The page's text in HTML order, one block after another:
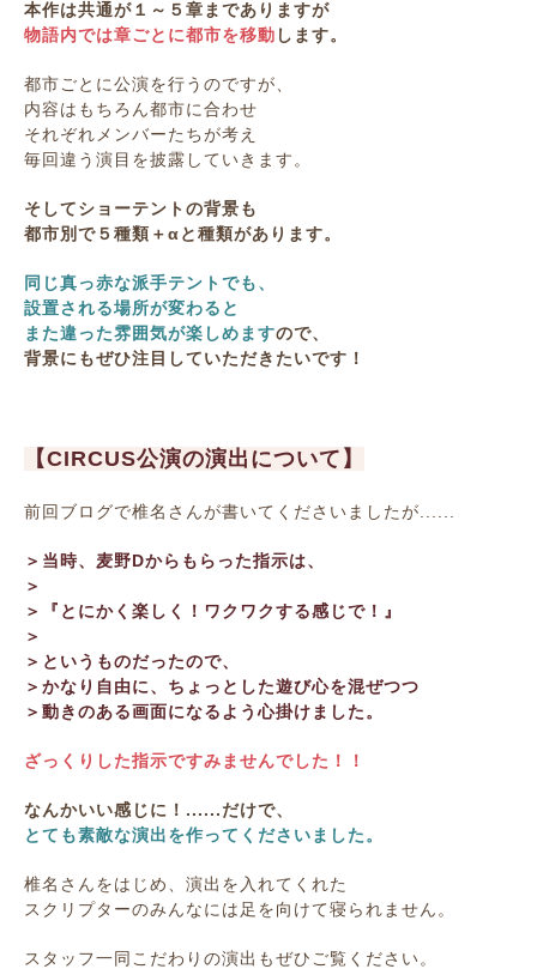
本作は共通が１～５章までありますが
物語内では章ごとに都市を移動 します。
都市ごとに公演を行うのですが、
内容はもちろん都市に合わせ
それぞれメンバーたちが考え
毎回違う演目を披露していきます。
そしてショーテントの背景も
都市別で５種類＋αと種類があります。
同じ真っ赤な派手テントでも、
設置される場所が変わると
また違った雰囲気が楽しめますので、
背景にもぜひ注目していただきたいです！
【CIRCUS公演の演出について】
前回ブログで椎名さんが書いてくださいましたが......
＞当時、麦野Dからもらった指示は、
＞
＞『とにかく楽しく！ワクワクする感じで！』
＞
＞というものだったので、
＞かなり自由に、ちょっとした遊び心を混ぜつつ
＞動きのある画面になるよう心掛けました。
ざっくりした指示ですみませんでした！！
なんかいい感じに！......だけで、
とても素敵な演出を作ってくださいました。
椎名さんをはじめ、演出を入れてくれた
スクリプターのみんなには足を向けて寝られません。
スタッフ一同こだわりの演出もぜひご覧ください。